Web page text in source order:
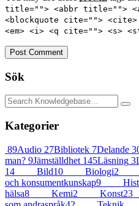
title=""> <abbr title="">
<blockquote cite=""> <cite>
<em> <i> <q cite=""> <s>
Post Comment
Sök
Kategorier
89Audio 27Bibliotek 7Delande
man? 9Jämställdhet 145Läsning 3
14
Bild10 Biologi2
och konsumentkunskap9
hälsa8 Kemi2 Konst23